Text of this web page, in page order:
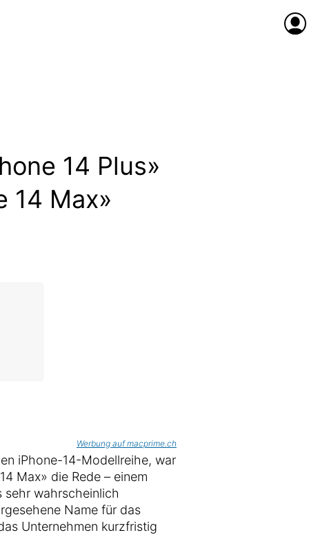
14 Plus»
14 Max»
Werbung auf macprime.ch
iPhone-14-Modellreihe, war
Max» die Rede – einem
sehr wahrscheinlich
Name für das
Unternehmen kurzfristig